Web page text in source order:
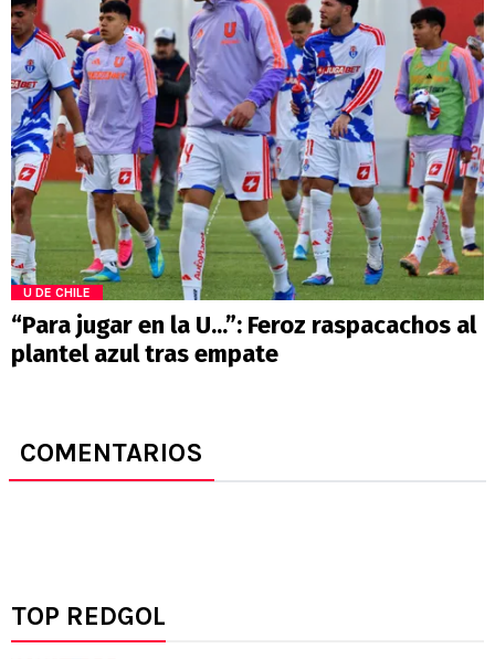
U DE CHILE
“Para jugar en la U...”: Feroz raspacachos al
plantel azul tras empate
COMENTARIOS
TOP REDGOL